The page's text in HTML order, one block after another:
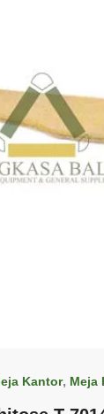
Kantor, Meja